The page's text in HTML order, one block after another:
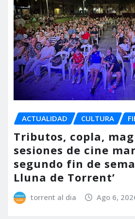
ACTUALIDAD CULTURA
Tributos, copla,
sesiones de cine
segundo fin de
Lluna de Torrent’
torrent al dia Ago 6,